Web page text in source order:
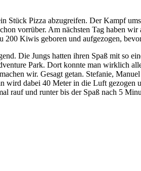
Stück Pizza abzugreifen. Der Kampf
vorrüber. Am nächsten Tag haben wir
Kiwis geboren und aufgezogen,
Die Jungs hatten ihren Spaß mit so
Park. Dort konnte man wirklich
wir. Gesagt getan. Stefanie,
dabei 40 Meter in die Luft gezogen
rauf und runter bis der Spaß nach 5